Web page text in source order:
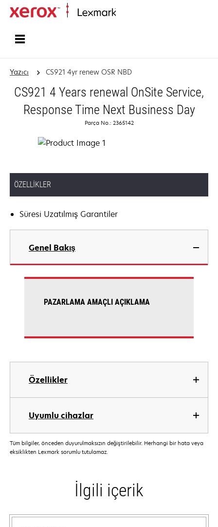
Yazıcı CS921 4yr renew OSR NBD
CS921 4 Years renewal OnSite Service,
Response Time Next Business Day
Parça No.: 2365142
ÖZELLIKLER
Süresi Uzatılmış Garantiler
Genel Bakış
Özellikler
Uyumlu cihazlar
PAZARLAMA AMAÇLI AÇIKLAMA
Tüm bilgiler, önceden duyurulmaksızın değiştirilebilir. Herhangi bir hata veya
eksiklikten Lexmark sorumlu tutulamaz.
İlgili içerik